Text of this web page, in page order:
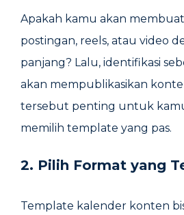
Apakah kamu akan
postingan, reels, atau video
panjang? Lalu, identifikasi
akan mempublikasikan
tersebut penting untuk
memilih template yang pas.
2. Pilih Format yang
Template kalender konten